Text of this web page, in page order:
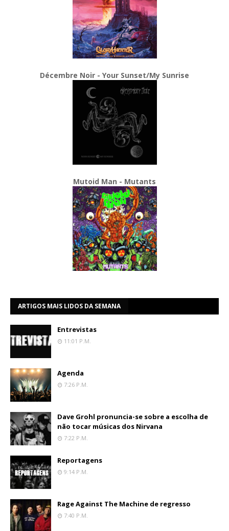
Décembre Noir - Your Sunset/My Sunrise
Mutoid Man - Mutants
ARTIGOS MAIS LIDOS DA SEMANA
Entrevistas
11:01 P.m.
Agenda
7:26 P.m.
Dave Grohl pronuncia-se sobre a escolha de
não tocar músicas dos Nirvana
7:22 P.m.
Reportagens
9:14 P.m.
Rage Against The Machine de regresso
7:40 P.m.